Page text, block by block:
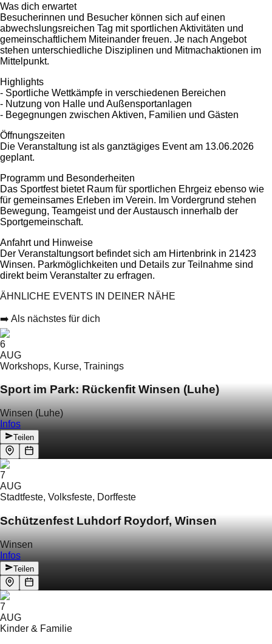
Was dich erwartet
Besucherinnen und Besucher können sich auf einen
abwechslungsreichen Tag mit sportlichen Aktivitäten und
gemeinschaftlichem Miteinander freuen. Je nach Angebot
stehen unterschiedliche Disziplinen und Mitmachaktionen im
Mittelpunkt.
Highlights
- Sportliche Wettkämpfe in verschiedenen Bereichen
- Nutzung von Halle und Außensportanlagen
- Begegnungen zwischen Aktiven, Familien und Gästen
Öffnungszeiten
Die Veranstaltung ist als ganztägiges Event am 13.06.2026
geplant.
Programm und Besonderheiten
Das Sportfest bietet Raum für sportlichen Ehrgeiz ebenso wie
für gemeinsames Erleben im Verein. Im Vordergrund stehen
Bewegung, Teamgeist und der Austausch innerhalb der
Sportgemeinschaft.
Anfahrt und Hinweise
Der Veranstaltungsort befindet sich am Hirtenbrink in 21423
Winsen. Parkmöglichkeiten und Details zur Teilnahme sind
direkt beim Veranstalter zu erfragen.
ÄHNLICHE EVENTS IN DEINER NÄHE
➡️ Als nächstes für dich
6
AUG
Workshops, Kurse, Trainings
Sport im Park: Rückenfit Winsen (Luhe)
Winsen (Luhe)
Infos
Teilen
7
AUG
Stadtfeste, Volksfeste, Dorffeste
Schützenfest Luhdorf Roydorf, Winsen
Winsen
Infos
Teilen
7
AUG
Kinder & Familie